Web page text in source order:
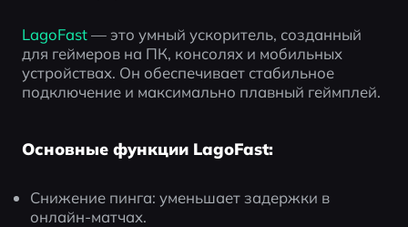
LagoFast — это умный ускоритель, созданный
для геймеров на ПК, консолях и мобильных
устройствах. Он обеспечивает стабильное
подключение и максимально плавный геймплей.
Основные функции LagoFast:
Снижение пинга: уменьшает задержки в
онлайн-матчах.